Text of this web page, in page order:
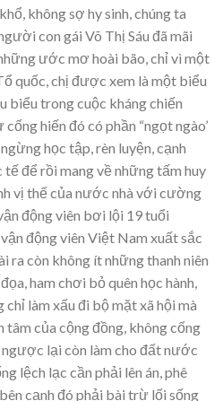
không sợ hy sinh, chúng ta
con gái Võ Thị Sáu đã mãi
ước mơ hoài bão, chỉ vì một
quốc, chị được xem là một biểu
biểu trong cuộc kháng chiến
hiến đó có phần “ngọt ngào’
học tập, rèn luyện, cạnh
để rồi mang về những tấm huy
vị thế của nước nhà với cường
động viên bơi lội 19 tuổi
động viên Việt Nam xuất sắc
ra còn không ít những thanh niên
ham chơi bỏ quên học hành,
làm xấu đi bộ mặt xã hội mà
tâm của cộng đồng, không cống
lại còn làm cho đất nước
lệch lạc cần phải lên án, phê
cạnh đó phải bài trừ lối sống